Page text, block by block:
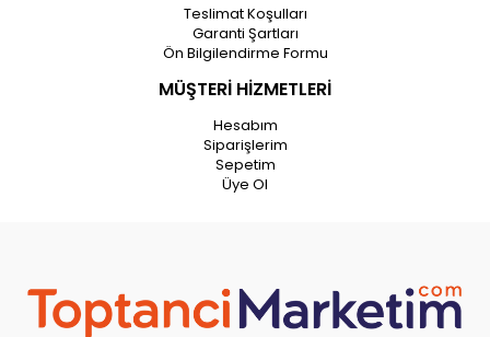
Teslimat Koşulları
Garanti Şartları
Ön Bilgilendirme Formu
MÜŞTERİ HİZMETLERİ
Hesabım
Siparişlerim
Sepetim
Üye Ol